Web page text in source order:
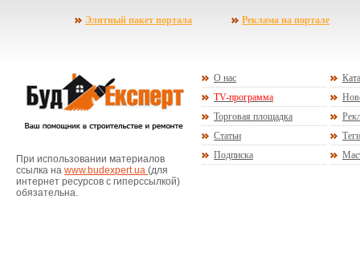
Элитный пакет портала Реклама на портале
При использовании материалов
ссылка на www.budexpert.ua (для
интернет ресурсов с гиперссылкой)
обязательна.
О нас
TV-программа
Торговая площадка
Статьи
Теги
Подписка